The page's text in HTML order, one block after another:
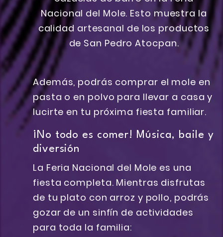
Además, podrás comprar el mole en
pasta o en polvo para llevar a casa y
lucirte en tu próxima fiesta familiar.
¡No todo es comer! Música, baile y
diversión
La Feria Nacional del Mole es una
fiesta completa. Mientras disfrutas
de tu plato con arroz y pollo, podrás
gozar de un sinfín de actividades
para toda la familia: